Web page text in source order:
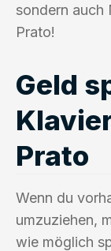
sondern auch
Prato!
Geld
Prato
Wenn du
umzuziehen,
wie möglich